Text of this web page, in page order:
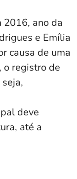
ano da
e Emília
causa de uma
o registro de
deve
até a